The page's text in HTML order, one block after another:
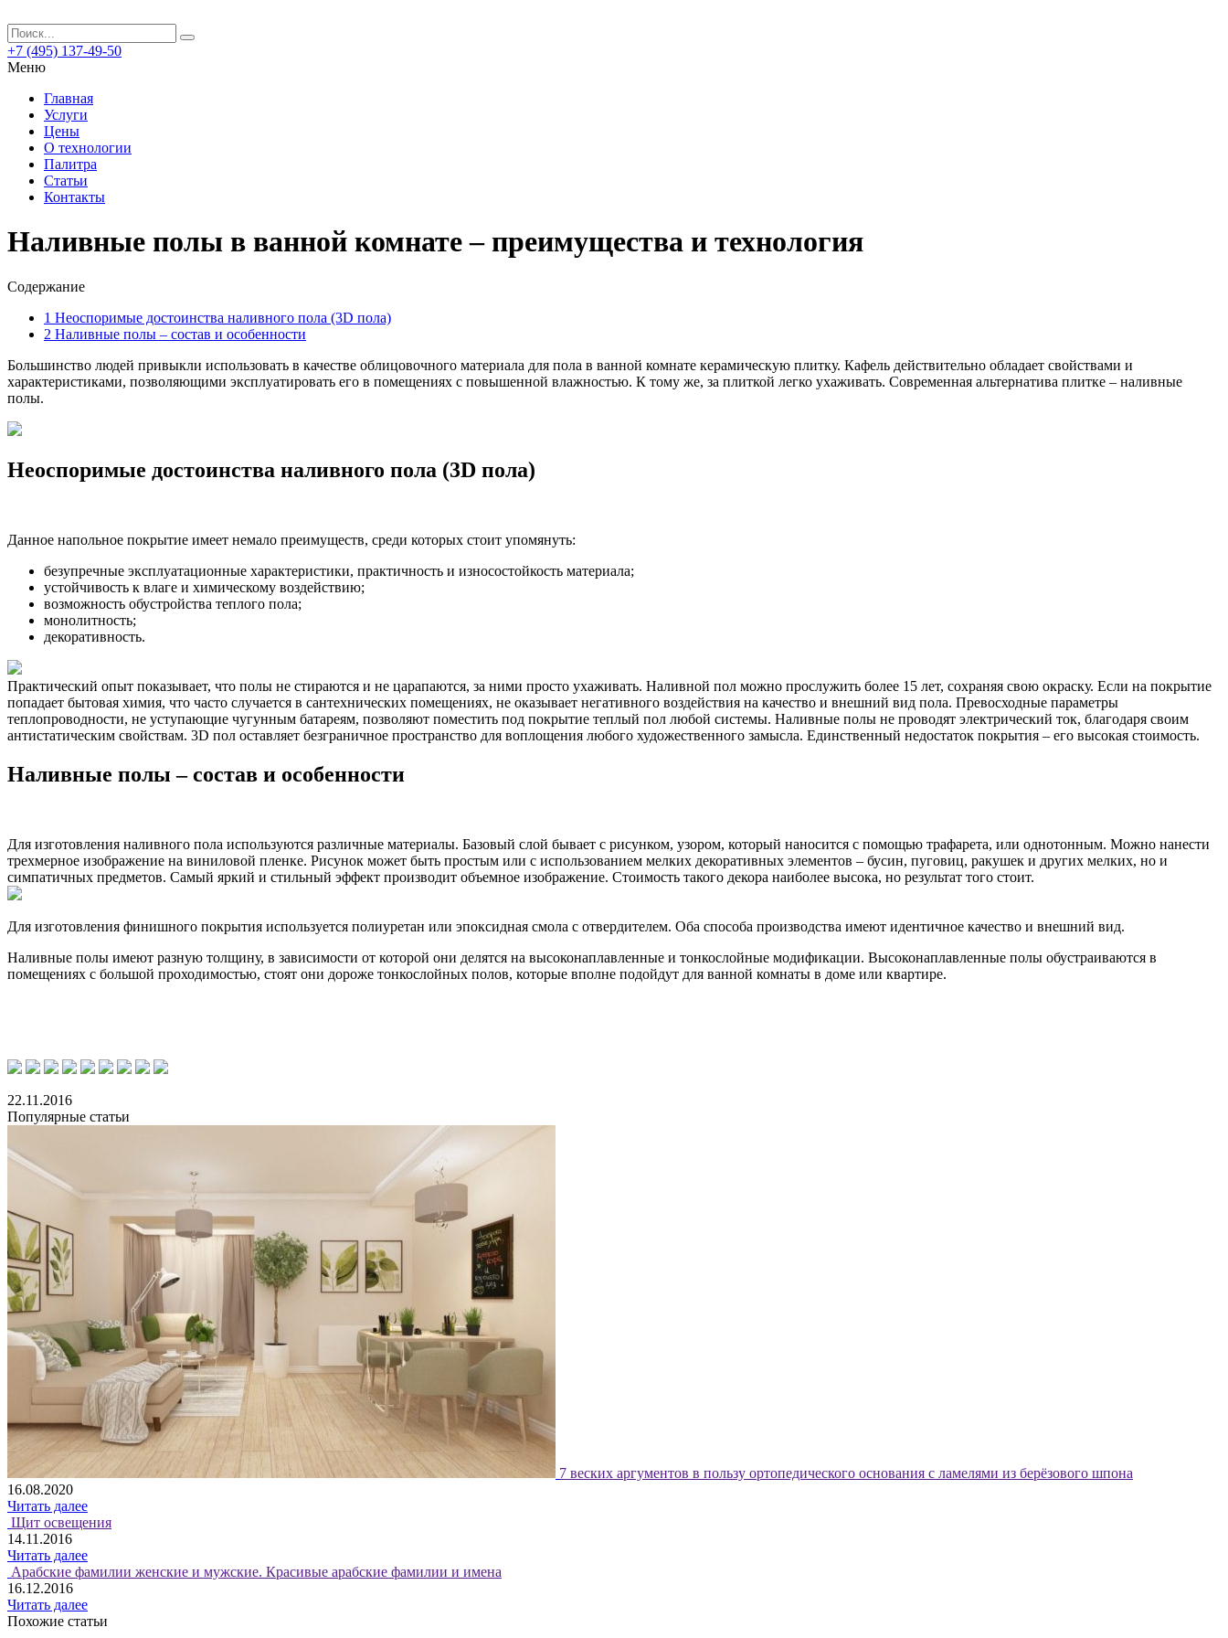
+7 (495) 137-49-50
Меню
Главная
Услуги
Цены
О технологии
Палитра
Статьи
Контакты
Наливные полы в ванной комнате – преимущества и технология
Содержание
1 Неоспоримые достоинства наливного пола (3D пола)
2 Наливные полы – состав и особенности
Большинство людей привыкли использовать в качестве облицовочного материала для пола в ванной комнате керамическую плитку. Кафель действительно обладает свойствами и
характеристиками, позволяющими эксплуатировать его в помещениях с повышенной влажностью. К тому же, за плиткой легко ухаживать. Современная альтернатива плитке – наливные
полы.
Неоспоримые достоинства наливного пола (3D пола)
Данное напольное покрытие имеет немало преимуществ, среди которых стоит упомянуть:
безупречные эксплуатационные характеристики, практичность и износостойкость материала;
устойчивость к влаге и химическому воздействию;
возможность обустройства теплого пола;
монолитность;
декоративность.
Практический опыт показывает, что полы не стираются и не царапаются, за ними просто ухаживать. Наливной пол можно прослужить более 15 лет, сохраняя свою окраску. Если на покрытие
попадает бытовая химия, что часто случается в сантехнических помещениях, не оказывает негативного воздействия на качество и внешний вид пола. Превосходные параметры
теплопроводности, не уступающие чугунным батареям, позволяют поместить под покрытие теплый пол любой системы. Наливные полы не проводят электрический ток, благодаря своим
антистатическим свойствам. 3D пол оставляет безграничное пространство для воплощения любого художественного замысла. Единственный недостаток покрытия – его высокая стоимость.
Наливные полы – состав и особенности
Для изготовления наливного пола используются различные материалы. Базовый слой бывает с рисунком, узором, который наносится с помощью трафарета, или однотонным. Можно нанести
трехмерное изображение на виниловой пленке. Рисунок может быть простым или с использованием мелких декоративных элементов – бусин, пуговиц, ракушек и других мелких, но и
симпатичных предметов. Самый яркий и стильный эффект производит объемное изображение. Стоимость такого декора наиболее высока, но результат того стоит.
Для изготовления финишного покрытия используется полиуретан или эпоксидная смола с отвердителем. Оба способа производства имеют идентичное качество и внешний вид.
Наливные полы имеют разную толщину, в зависимости от которой они делятся на высоконаплавленные и тонкослойные модификации. Высоконаплавленные полы обустраиваются в
помещениях с большой проходимостью, стоят они дороже тонкослойных полов, которые вполне подойдут для ванной комнаты в доме или квартире.
22.11.2016
Популярные статьи
7 веских аргументов в пользу ортопедического основания с ламелями из берёзового шпона
16.08.2020
Читать далее
Щит освещения
14.11.2016
Читать далее
Арабские фамилии женские и мужские. Красивые арабские фамилии и имена
16.12.2016
Читать далее
Похожие статьи